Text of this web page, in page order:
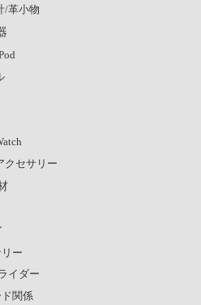
/革小物
クセサリー
ー
イダー
関係